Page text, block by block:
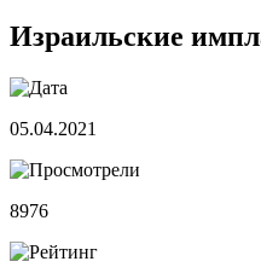
Израильские
05.04.2021
8976